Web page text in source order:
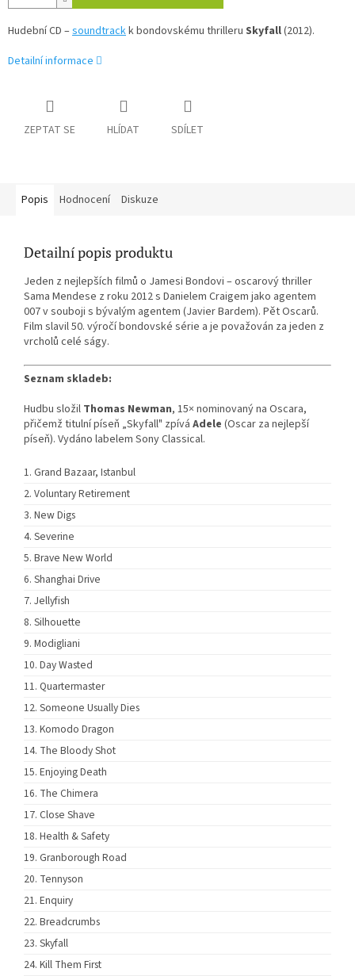
Hudební CD –soundtrackk bondovskému thrilleru Skyfall(2012).
Detailní informace
ZEPTAT SE HLÍDAT SDÍLET
Popis Hodnocení Diskuze
Detailní popis produktu
Jeden z nejlepších filmů o Jamesi Bondovi – oscarový thriller
Sama Mendese z roku 2012 s Danielem Craigem jako agentem
007 v souboji s bývalým agentem (Javier Bardem). Pět Oscarů.
Film slavil 50. výročí bondovské série a je považován za jeden z
vrcholů celé ságy.
Seznam skladeb:
Hudbu složil Thomas Newman, 15× nominovaný na Oscara,
přičemž titulní píseň „Skyfall" zpívá Adele (Oscar za nejlepší
píseň). Vydáno labelem Sony Classical.
Grand Bazaar, Istanbul
Voluntary Retirement
New Digs
Severine
Brave New World
Shanghai Drive
Jellyfish
Silhouette
Modigliani
Day Wasted
Quartermaster
Someone Usually Dies
Komodo Dragon
The Bloody Shot
Enjoying Death
The Chimera
Close Shave
Health & Safety
Granborough Road
Tennyson
Enquiry
Breadcrumbs
Skyfall
Kill Them First